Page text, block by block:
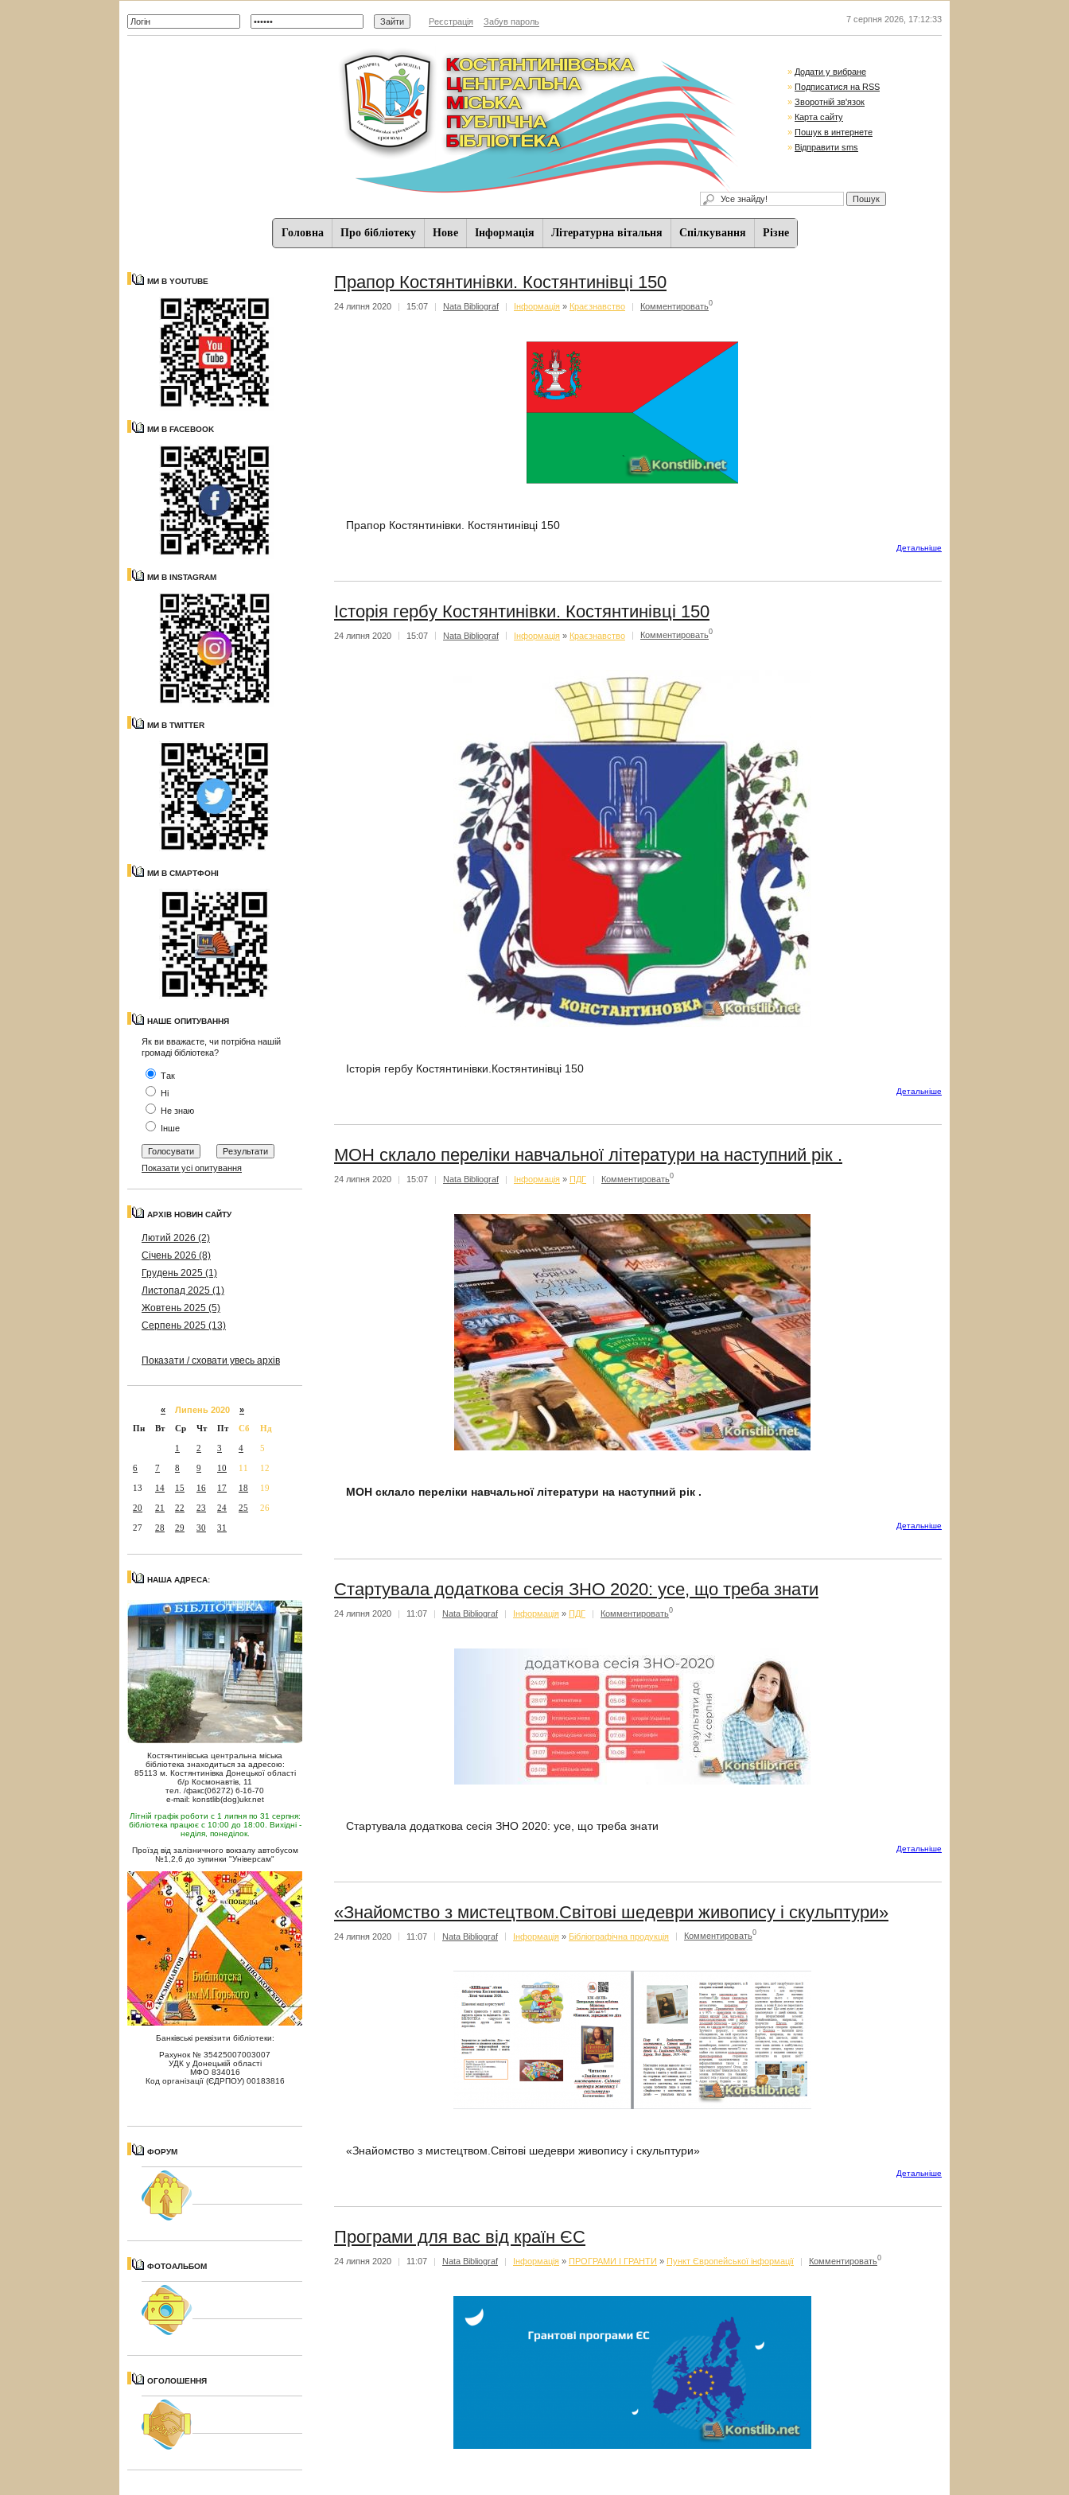
Реєстрація Забув пароль 7 серпня 2026 17:12:34
» Додати у вибране
» Подписатися на RSS
» Зворотній зв'язок
» Карта сайту
» Пошук в интернете
» Відправити sms
Головна Про бібліотеку Нове Iнформацiя Літературна вітальня Спiлкування Різне
МИ В YOUTUBE
МИ В FACEBOOK
МИ В INSTAGRAM
МИ В TWITTER
МИ В СМАРТФОНІ
НАШЕ ОПИТУВАННЯ
Як ви вважаєте, чи потрібна нашій
громаді бібліотека?
Так
Ні
Не знаю
Інше
Показати усі опитування
АРХІВ НОВИН САЙТУ
Лютий 2026 (2)
Січень 2026 (8)
Грудень 2025 (1)
Листопад 2025 (1)
Жовтень 2025 (5)
Серпень 2025 (13)
Показати / сховати увесь архів
« Липень 2020 »
Пн
Вт Ср Чт Пт Сб Нд
1 2 3 4 5
6 7 8 9 10 11 12
13 14 15 16 17 18 19
20 21 22 23 24 25 26
27 28 29 30 31
НАША АДРЕСА:
Костянтинівська центральна міська
бібліотека знаходиться за адресою:
85113 м. Костянтинівка Донецької області
б/р Космонавтів, 11
тел. /факс(06272) 6-16-70
e-mail: konstlib(dog)ukr.net
Літній графік роботи с 1 липня по 31 серпня:
бібліотека працює с 10:00 до 18:00. Вихідні -
неділя, понеділок.
Проїзд від залізничного вокзалу автобусом
№1,2,6 до зупинки "Універсам"
Банківські реквізити бібліотеки:
Рахунок № 35425007003007
УДК у Донецькій області
МФО 834016
Код організації (ЄДРПОУ) 00183816
ФОРУМ
ФОТОАЛЬБОМ
ОГОЛОШЕННЯ
Прапор Костянтинівки. Костянтинівці 150
24 липня 2020 | 15:07 | Nata Bibliograf | Iнформацiя » Краєзнавство | Комментировать0
Прапор Костянтинівки. Костянтинівці 150
Детальнiше
Історія гербу Костянтинівки. Костянтинівці 150
24 липня 2020 15:07 Nata Bibliograf Iнформацiя » Краєзнавство Комментировать0
Історія гербу Костянтинівки.Костянтинівці 150
Детальнiше
МОН склало переліки навчальної літератури на наступний рік .
24 липня 2020 | 15:07 | Nata Bibliograf | Iнформацiя » ПДГ | Комментировать0
МОН склало переліки навчальної літератури на наступний рік .
Детальнiше
Стартувала додаткова сесія ЗНО 2020: усе, що треба знати
24 липня 2020 | 11:07 | Nata Bibliograf | Iнформацiя » ПДГ | Комментировать0
Стартувала додаткова сесія ЗНО 2020: усе, що треба знати
Детальнiше
«Знайомство з мистецтвом.Світові шедеври живопису і скульптури»
24 липня 2020 11:07 Nata Bibliograf Iнформацiя » Бібліографічна продукція Комментировать0
«Знайомство з мистецтвом.Світові шедеври живопису і скульптури»
Детальнiше
Програми для вас від країн ЄС
24 липня 2020 | 11:07 | Nata Bibliograf | Iнформацiя » ПРОГРАМИ І ГРАНТИ » Пункт Європейської інформації | Комментировать0